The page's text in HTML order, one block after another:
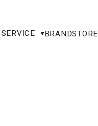
SERVICE BRANDSTORE